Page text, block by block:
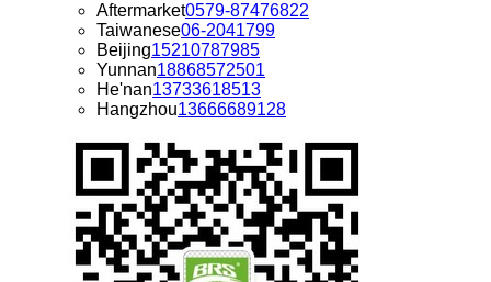
Aftermarket0579-87476822
Taiwanese06-2041799
Beijing15210787985
Yunnan18868572501
He'nan13733618513
Hangzhou13666689128